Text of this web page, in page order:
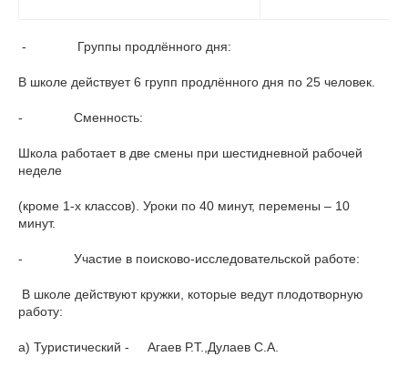
- Группы продлённого дня:
В школе действует 6 групп продлённого дня по 25 человек.
- Сменность:
Школа работает в две смены при шестидневной рабочей
неделе
(кроме 1-х классов). Уроки по 40 минут, перемены – 10
минут.
- Участие в поисково-исследовательской работе:
В школе действуют кружки, которые ведут плодотворную
работу:
а) Туристический - Агаев Р.Т.,Дулаев С.А.